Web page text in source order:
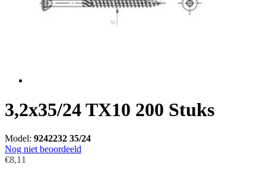
3,2x35/24 TX10 200 Stuks
Model: 9242232 35/24
Nog niet beoordeeld
€8,11